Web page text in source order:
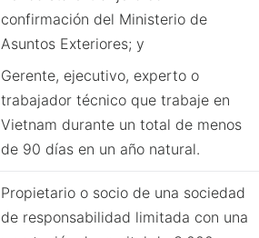
confirmación del Ministerio de
Asuntos Exteriores; y
Gerente, ejecutivo, experto o
trabajador técnico que trabaje en
Vietnam durante un total de menos
de 90 días en un año natural.
Propietario o socio de una sociedad
de responsabilidad limitada con una